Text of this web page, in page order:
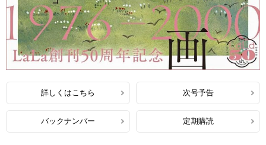
詳しくはこちら 次号予告
バックナンバー 定期購読